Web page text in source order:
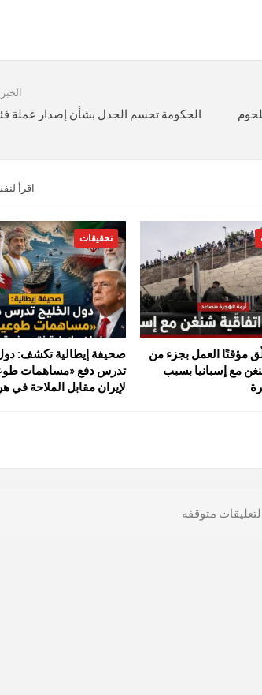
اقرأ
مؤقتًا العمل بجزء من
مع إسبانيا بسبب
تحقيقات
صحيفة إيطالية تكشف:
تدرس دفع «مساهمات
لإيران مقابل الملاحة في
متوقفه